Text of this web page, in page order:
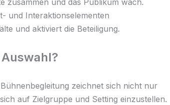
und das Publikum wach.
und Interaktionselementen
und aktiviert die Beteiligung.
zeichnet sich nicht nur
auf Zielgruppe und Setting einzustellen.